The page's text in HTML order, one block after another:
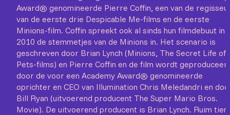
Award® genomineerde Pierre Coffin, een van de
van de eerste drie Despicable Me-films en de eerste
Minions-film. Coffin spreekt ook al sinds hun filmdebuut in
2010 de stemmetjes van de Minions in. Het scenario is
geschreven door Brian Lynch (Minions, The Secret Life of
Pets-films) en Pierre Coffin en de film wordt
door de voor een Academy Award® genomineerde
oprichter en CEO van Illumination Chris Meledandri en
Bill Ryan (uitvoerend producent The Super Mario Bros.
Movie). De uitvoerend producent is Brian Lynch. Ruim tien